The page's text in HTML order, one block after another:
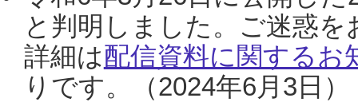
と判明しました。ご迷惑
詳細は配信資料に関するお
りです。（2024年6月3日）